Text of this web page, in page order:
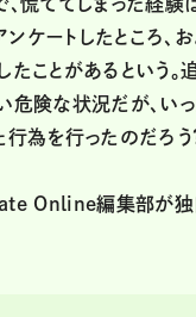
ケートしたところ、
たことがあるという。
危険な状況だが、い
行為を行ったのだろう
Online編集部が独